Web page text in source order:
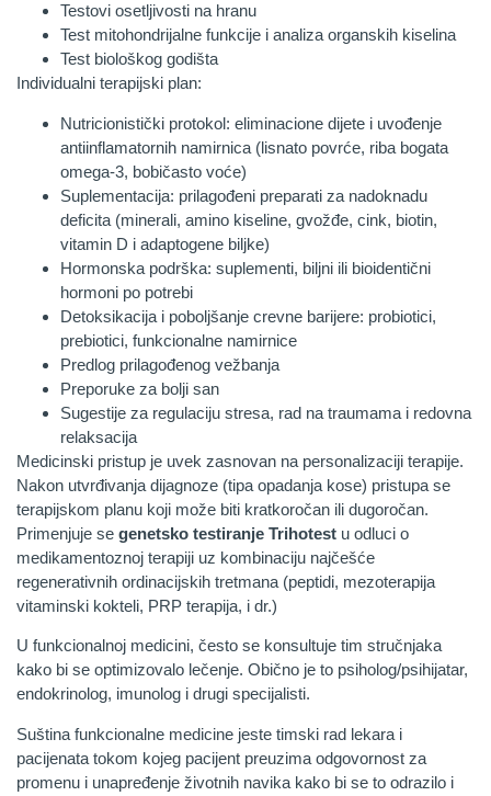
Testovi osetljivosti na hranu
Test mitohondrijalne funkcije i analiza organskih kiselina
Test biološkog godišta
Individualni terapijski plan:
Nutricionistički protokol: eliminacione dijete i uvođenje
antiinflamatornih namirnica (lisnato povrće, riba bogata
omega-3, bobičasto voće)
Suplementacija: prilagođeni preparati za nadoknadu
deficita (minerali, amino kiseline, gvožđe, cink, biotin,
vitamin D i adaptogene biljke)
Hormonska podrška: suplementi, biljni ili bioidentični
hormoni po potrebi
Detoksikacija i poboljšanje crevne barijere: probiotici,
prebiotici, funkcionalne namirnice
Predlog prilagođenog vežbanja
Preporuke za bolji san
Sugestije za regulaciju stresa, rad na traumama i redovna
relaksacija
Medicinski pristup je uvek zasnovan na personalizaciji terapije.
Nakon utvrđivanja dijagnoze (tipa opadanja kose) pristupa se
terapijskom planu koji može biti kratkoročan ili dugoročan.
Primenjuje se genetsko testiranje Trihotest u odluci o
medikamentoznoj terapiji uz kombinaciju najčešće
regenerativnih ordinacijskih tretmana (peptidi, mezoterapija
vitaminski kokteli, PRP terapija, i dr.)
U funkcionalnoj medicini, često se konsultuje tim stručnjaka
kako bi se optimizovalo lečenje. Obično je to psiholog/psihijatar,
endokrinolog, imunolog i drugi specijalisti.
Suština funkcionalne medicine jeste timski rad lekara i
pacijenata tokom kojeg pacijent preuzima odgovornost za
promenu i unapređenje životnih navika kako bi se to odrazilo i